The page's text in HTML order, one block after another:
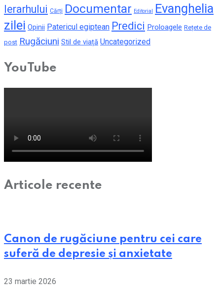
Ierarhului Cărți Documentar Editorial Evanghelia
zilei Opinii Patericul egiptean Predici Proloagele Rețete de
post Rugăciuni Stil de viață Uncategorized
YouTube
Articole recente
Canon de rugăciune pentru cei care
suferă de depresie și anxietate
23 martie 2026